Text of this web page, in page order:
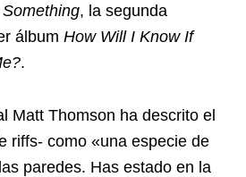
, la segunda
álbum How Will I Know If
.
Matt Thomson ha descrito el
riffs- como «una especie de
paredes. Has estado en la